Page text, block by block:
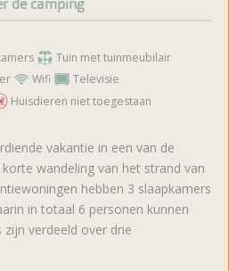
de camping
Tuin met tuinmeubilair
Wifi
Televisie
Huisdieren niet toegestaan
vakantie in een van de
wandeling van het strand van
hebben 3 slaapkamers
in totaal 6 personen kunnen
verdeeld over drie